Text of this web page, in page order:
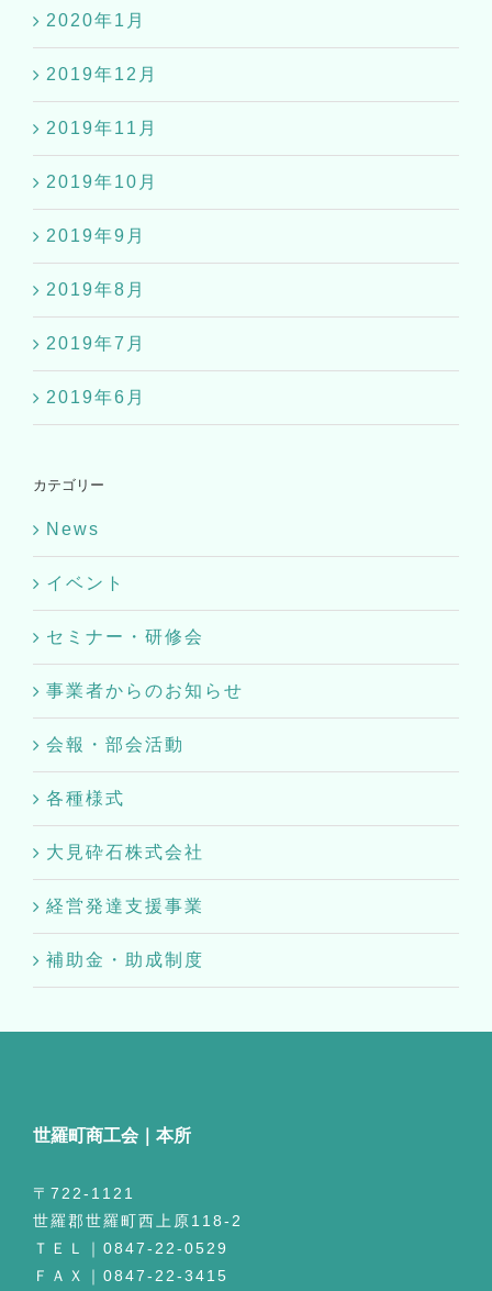
2020年1月
2019年12月
2019年11月
2019年10月
2019年9月
2019年8月
2019年7月
2019年6月
カテゴリー
News
イベント
セミナー・研修会
事業者からのお知らせ
会報・部会活動
各種様式
大見砕石株式会社
経営発達支援事業
補助金・助成制度
世羅町商工会｜本所
〒722-1121
世羅郡世羅町西上原118-2
ＴＥＬ｜0847-22-0529
ＦＡＸ｜0847-22-3415